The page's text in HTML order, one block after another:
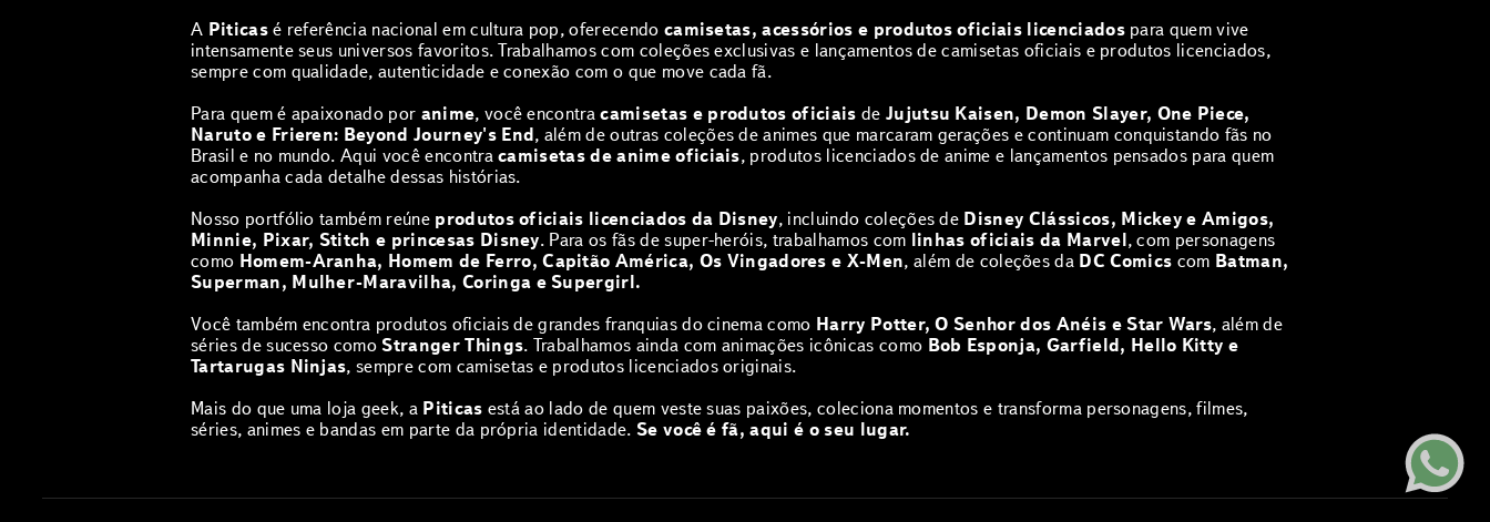
A Piticasé referência nacional em cultura pop, oferecendo camisetas, acessórios e produtos oficiais licenciadospara quem vive
intensamente seus universos favoritos. Trabalhamos com coleções exclusivas e lançamentos de camisetas oficiais e produtos licenciados,
sempre com qualidade, autenticidade e conexão com o que move cada fã.
Para quem é apaixonado por anime, você encontracamisetas e produtos oficiais de Jujutsu Kaisen, Demon Slayer, One Piece,
Naruto e Frieren: Beyond Journey's End, além de outras coleções de animes que marcaram gerações e continuam conquistando fãs no
Brasil e no mundo. Aqui você encontracamisetas de anime oficiais, produtos licenciados de anime e lançamentos pensados para quem
acompanha cada detalhe dessas histórias.
Nosso portfólio também reúne produtos oficiais licenciados da Disney, incluindo coleções de Disney Clássicos, Mickey e Amigos,
Minnie, Pixar, Stitch e princesas Disney. Para os fãs de super-heróis, trabalhamos com linhas oficiais da Marvel, com personagens
como Homem-Aranha, Homem de Ferro, Capitão América, Os Vingadores e X-Men, além de coleções da DC Comics com Batman,
Superman, Mulher-Maravilha, Coringa e Supergirl.
Você também encontra produtos oficiais de grandes franquias do cinema como Harry Potter, O Senhor dos Anéis e Star Wars, além de
séries de sucesso como Stranger Things. Trabalhamos ainda com animações icônicas como Bob Esponja, Garfield, Hello Kitty e
Tartarugas Ninjas, sempre com camisetas e produtos licenciados originais.
‎Mais do que uma loja geek, a Piticas está ao lado de quem veste suas paixões, coleciona momentos e transforma personagens, filmes,
séries, animes e bandas em parte da própria identidade. Se você é fã, aqui é o seu lugar.